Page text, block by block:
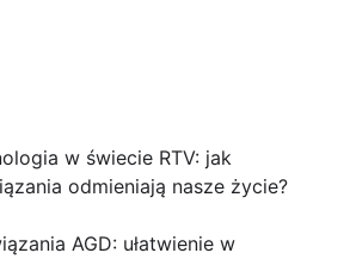
w świecie RTV: jak
odmieniają nasze życie?
AGD: ułatwienie w